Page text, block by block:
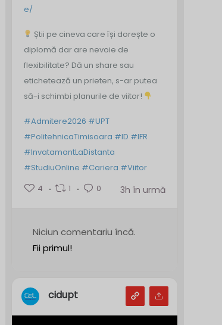
e/
Știi pe cineva care își dorește o
diplomă dar are nevoie de
flexibilitate? Dă un share sau
etichetează un prieten, s-ar putea
să-i schimbi planurile de viitor!
#Admitere2026 #UPT
#PolitehnicaTimisoara #ID #IFR
#InvatamantLaDistanta
#StudiuOnline #Cariera #Viitor
4
1 0 3h în urmă
Niciun comentariu încă.
Fii primul!
cidupt